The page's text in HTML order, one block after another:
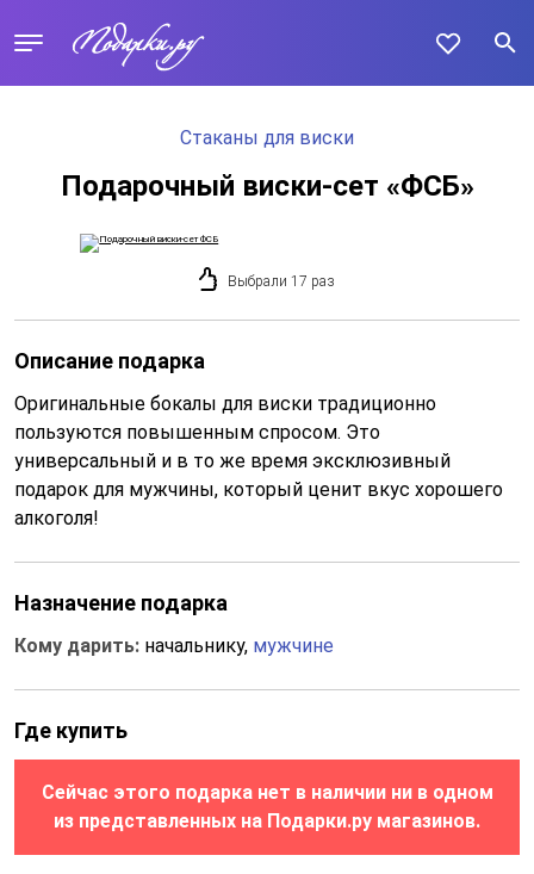
Стаканы для виски
Подарочный виски-сет «ФСБ»
Выбрали 17 раз
Описание подарка
Оригинальные бокалы для виски традиционно
пользуются повышенным спросом. Это
универсальный и в то же время эксклюзивный
подарок для мужчины, который ценит вкус хорошего
алкоголя!
Назначение подарка
Кому дарить: начальнику, мужчине
Где купить
Сейчас этого подарка нет в наличии ни в одном
из представленных на Подарки.ру магазинов.